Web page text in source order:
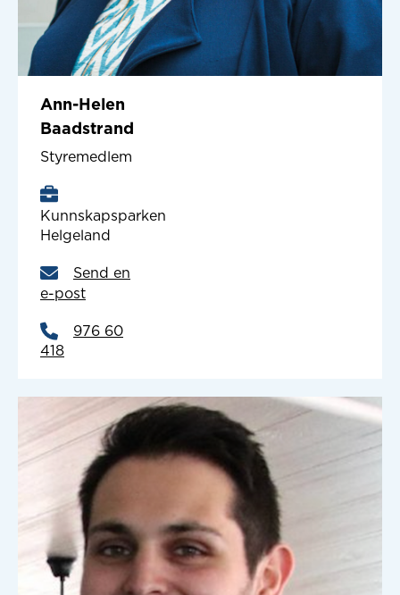
Ann-Helen
Baadstrand
Styremedlem
Kunnskapsparken
Helgeland
Send en
e-post
976 60
418